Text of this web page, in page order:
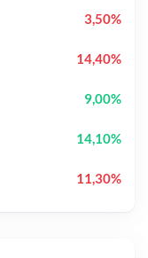
3,50%
14,40%
9,00%
14,10%
11,30%